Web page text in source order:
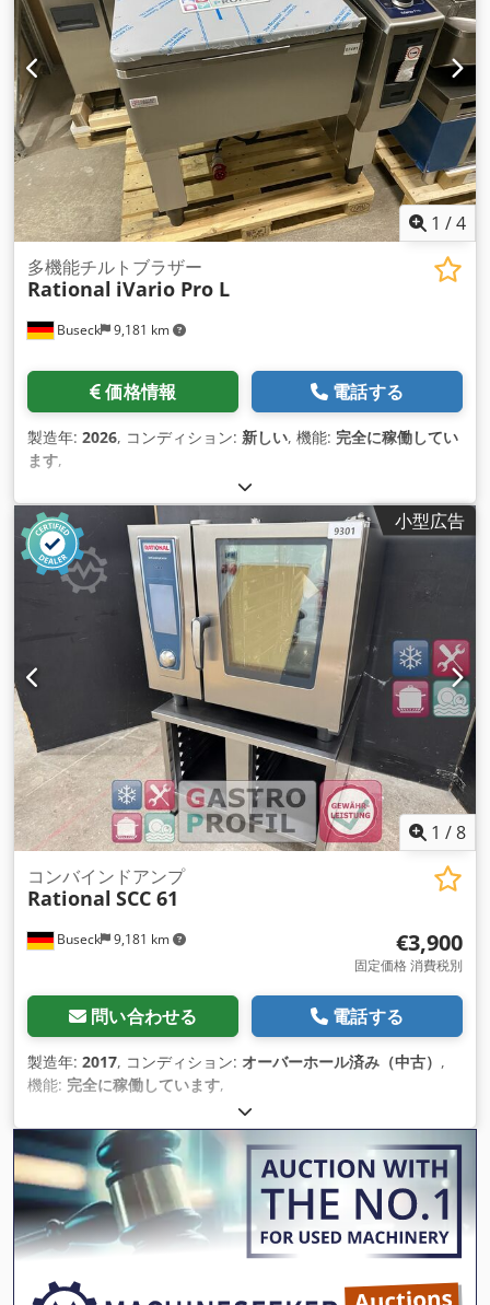
1 /4
Buseck 9,181 km
多機能チルトブラザー
Rational iVario Pro L
価格情報 電話する
製造年: 2026, コンディション: 新しい, 機能: 完全に稼働してい
ます,
小型広告
1 /8
Buseck 9,181 km
コンバインドアンプ
Rational SCC 61
€3,900
固定価格 消費税別
問い合わせる 電話する
製造年: 2017, コンディション: オーバーホール済み（中古） ,
機能: 完全に稼働しています,